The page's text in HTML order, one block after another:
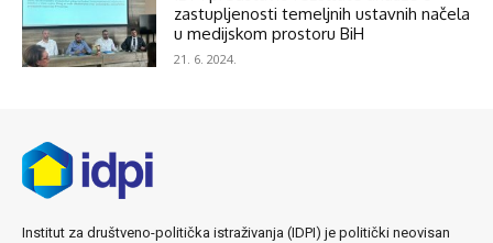
zastupljenosti temeljnih ustavnih načela
u medijskom prostoru BiH
21. 6. 2024.
Institut za društveno-politička istraživanja (IDPI) je politički neovisan